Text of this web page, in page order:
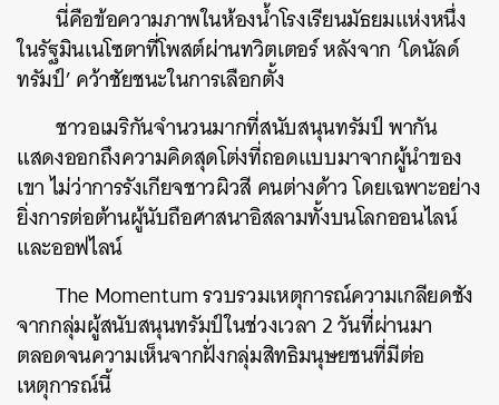
นี่คือข้อความภาพในห้องน้ำโรงเรียนมัธยมแห่งหนึ่ง
ในรัฐมินเนโซตาที่โพสต์ผ่านทวิตเตอร์ หลังจาก ‘โดนัลด์
ทรัมป์’ คว้าชัยชนะในการเลือกตั้ง
ชาวอเมริกันจำนวนมากที่สนับสนุนทรัมป์ พากัน
แสดงออกถึงความคิดสุดโต่งที่ถอดแบบมาจากผู้นำของ
เขา ไม่ว่าการรังเกียจชาวผิวสี คนต่างด้าว โดยเฉพาะอย่าง
ยิ่งการต่อต้านผู้นับถือศาสนาอิสลามทั้งบนโลกออนไลน์
และออฟไลน์
The Momentum รวบรวมเหตุการณ์ความเกลียดชัง
จากกลุ่มผู้สนับสนุนทรัมป์ในช่วงเวลา 2 วันที่ผ่านมา
ตลอดจนความเห็นจากฝั่งกลุ่มสิทธิมนุษยชนที่มีต่อ
เหตุการณ์นี้